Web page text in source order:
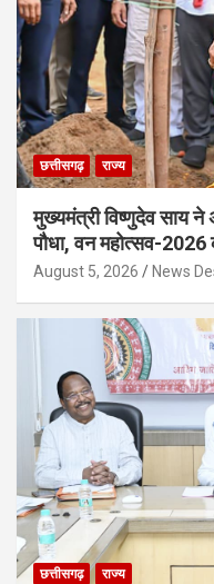
छत्तीसगढ़ राज्य
मुख्यमंत्री विष्णुदेव साय ने
पौधा, वन महोत्सव-
August 5, 2026 News
छत्तीसगढ़ राज्य